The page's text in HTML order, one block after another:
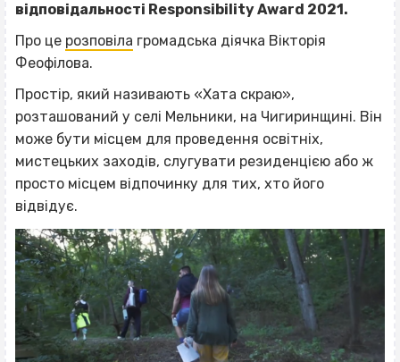
відповідальності Responsibility Award 2021.
Про це розповіла громадська діячка Вікторія
Феофілова.
Простір, який називають «Хата скраю»,
розташований у селі Мельники, на Чигиринщині. Він
може бути місцем для проведення освітніх,
мистецьких заходів, слугувати резиденцією або ж
просто місцем відпочинку для тих, хто його
відвідує.